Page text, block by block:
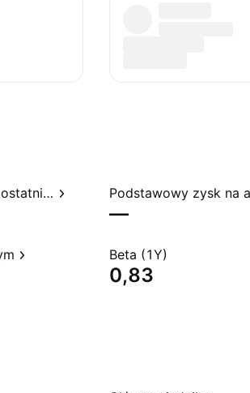
Stosunek ceny do zysku, ostatnie 12 miesięcy
—
Beta (1Y)
0,83